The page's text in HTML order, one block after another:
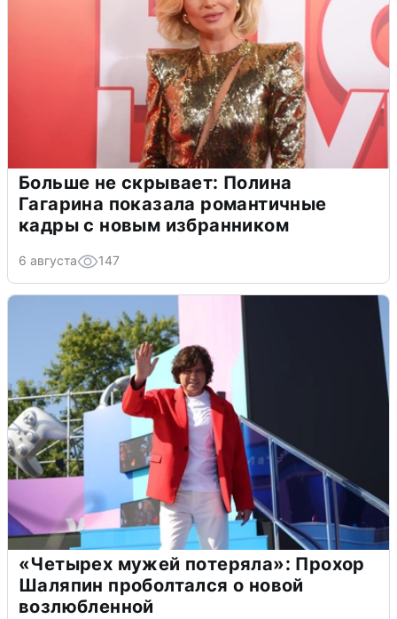
Больше не скрывает: Полина
Гагарина показала романтичные
кадры с новым избранником
6 августа 147
«Четырех мужей потеряла»: Прохор
Шаляпин проболтался о новой
возлюбленной